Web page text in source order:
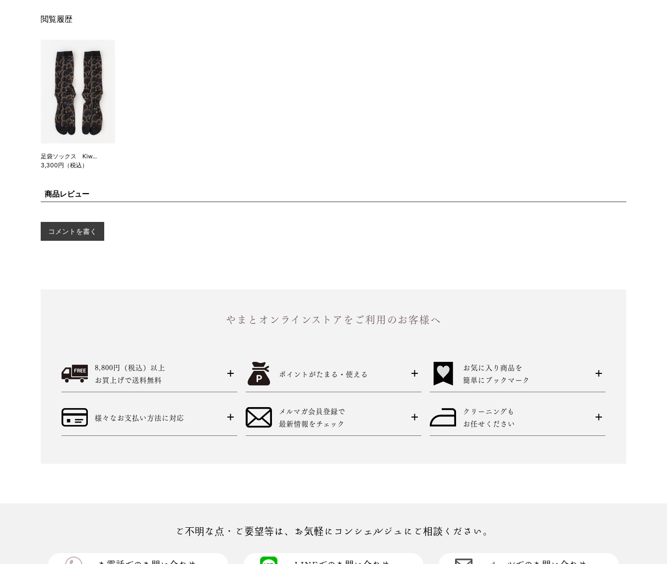
閲覧履歴
足袋ソックス Kiw...
3,300円（税込）
商品レビュー
コメントを書く
やまとオンラインストアをご利用のお客様へ
8,800円（税込）以上
お買上げで送料無料
ポイントがたまる・使える
お気に入り商品を
簡単にブックマーク
様々なお支払い方法に対応
メルマガ会員登録で
最新情報をチェック
クリーニングも
お任せください
ご不明な点・ご要望等は、お気軽にコンシェルジュにご相談ください。